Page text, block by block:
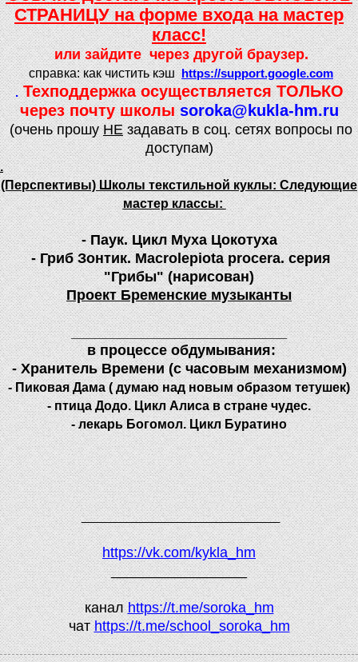
СТРАНИЦУ на форме входа на мастер
класс!
или зайдите через другой браузер.
справка: как чистить кэш https://support.google.com
. Техподдержка осуществляется ТОЛЬКО
через почту школы soroka@kukla-hm.ru
(очень прошуНЕзадавать в соц. сетях вопросы по
доступам)
.
(Перспективы) Школы текстильной куклы: Следующие
мастер классы:
- Паук. Цикл Муха Цокотуха
- Гриб Зонтик. Macrolepiota procera. серия
"Грибы" (нарисован)
Проект Бременские музыканты
___________________________
в процессе обдумывания:
- Хранитель Времени (с часовым механизмом)
- Пиковая Дама ( думаю над новым образом тетушек)
- птица Додо. Цикл Алиса в стране чудес.
- лекарь Богомол. Цикл Буратино
_______________________________
https://vk.com/kykla_hm
_________________
каналhttps://t.me/soroka_hm
чатhttps://t.me/school_soroka_hm